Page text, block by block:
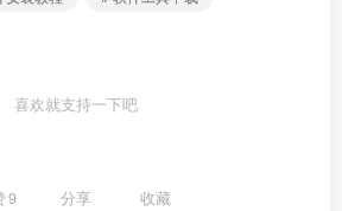
喜欢就支持一下吧
9 分享 收藏